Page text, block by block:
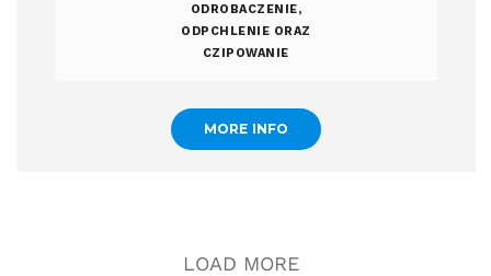
ODROBACZENIE,
ODPCHLENIE ORAZ
CZIPOWANIE
MORE INFO
LOAD MORE